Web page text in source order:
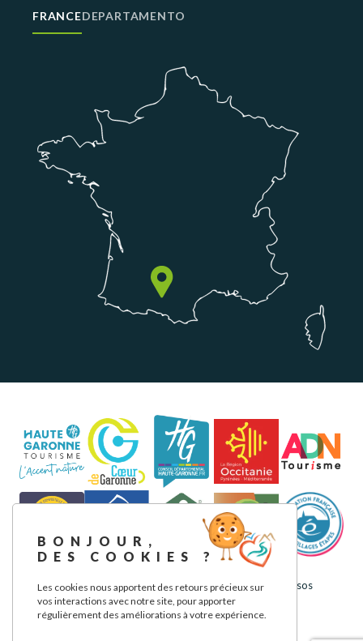
FRANCEDEPARTAMENTO
Aviso legalPolítica de privacidadNuestros compromisos
BONJOUR,
DES COOKIES ?
Les cookies nous apportent des retours précieux sur
vos interactions avec notre site, pour apporter
régulièrement des améliorations à votre expérience.